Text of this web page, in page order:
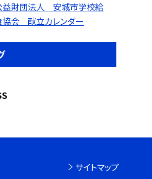
益財団法人 安城市学校給
協会 献立カレンダー
サイトマップ